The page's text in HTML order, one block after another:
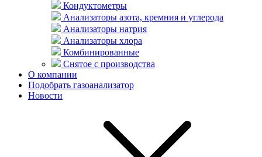
Кондуктометры
Анализаторы азота, кремния и углерода
Анализаторы натрия
Анализаторы хлора
Комбинированные
Снятое с производства
О компании
Подобрать газоанализатор
Новости